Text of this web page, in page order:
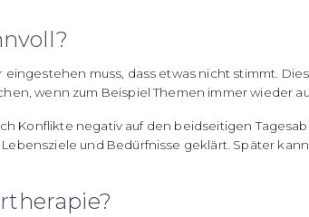
eingestehen muss, dass etwas nicht stimmt.
wenn zum Beispiel Themen immer wieder
Konflikte negativ auf den beidseitigen
und Bedürfnisse geklärt. Später